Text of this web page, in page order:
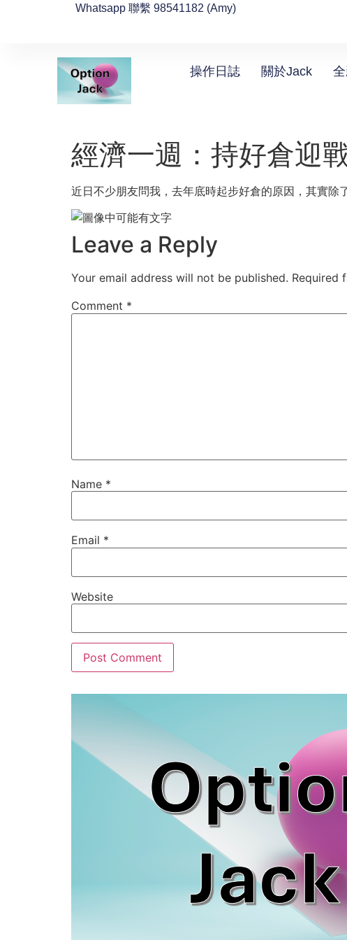
Whatsapp 聯繫 98541182 (Amy)
操作日誌 關於Jack
經濟一週：持好倉迎
近日不少朋友問我，去年底時起步好倉的原因，其實除
Leave a Reply
Your email address will not be published. Required
Comment *
Name *
Email *
Website